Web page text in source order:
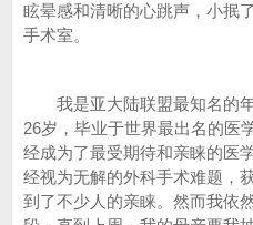
眩晕感和清晰的心跳声，小抿
手术室。
我是亚大陆联盟最知名的年
26岁，毕业于世界最出名的医
经成为了最受期待和亲睐的医
经视为无解的外科手术难题，
到了不少人的亲睐。然而我依